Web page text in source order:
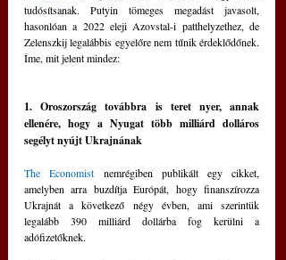
tudósítsanak. Putyin tömeges megadást javasolt,
hasonlóan a 2022 eleji Azovstal-i patthelyzethez, de
Zelenszkij legalábbis egyelőre nem tűnik érdeklődőnek.
Íme, mit jelent mindez:
1. Oroszország továbbra is teret nyer, annak
ellenére, hogy a Nyugat több milliárd dolláros
segélyt nyújt Ukrajnának
The Economist nemrégiben publikált egy cikket,
amelyben arra buzdítja Európát, hogy finanszírozza
Ukrajnát a következő négy évben, ami szerintük
legalább 390 milliárd dollárba fog kerülni a
adófizetőknek.